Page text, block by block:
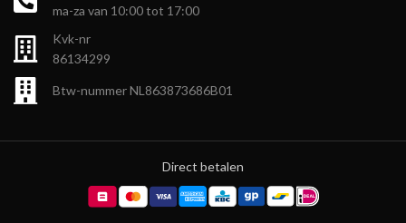
ma-za van 10:00 tot 17:00
Kvk-nr
86134299
Btw-nummer NL863873686B01
Direct betalen